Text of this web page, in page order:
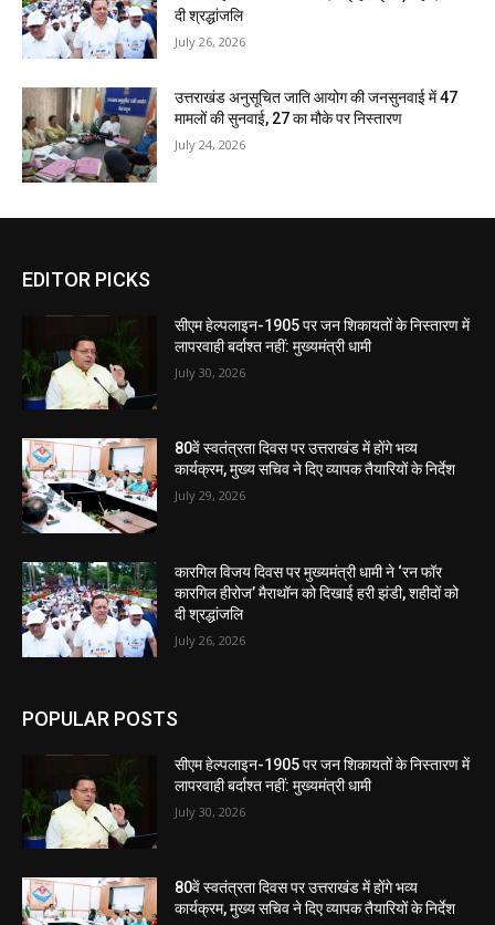
दी श्रद्धांजलि
July 26, 2026
उत्तराखंड अनुसूचित जाति आयोग की जनसुनवाई में 47
मामलों की सुनवाई, 27 का मौके पर निस्तारण
July 24, 2026
EDITOR PICKS
सीएम हेल्पलाइन-1905 पर जन शिकायतों के निस्तारण में
लापरवाही बर्दाश्त नहीं: मुख्यमंत्री धामी
July 30, 2026
80वें स्वतंत्रता दिवस पर उत्तराखंड में होंगे भव्य
कार्यक्रम, मुख्य सचिव ने दिए व्यापक तैयारियों के निर्देश
July 29, 2026
कारगिल विजय दिवस पर मुख्यमंत्री धामी ने ‘रन फॉर
कारगिल हीरोज’ मैराथॉन को दिखाई हरी झंडी, शहीदों को
दी श्रद्धांजलि
July 26, 2026
POPULAR POSTS
सीएम हेल्पलाइन-1905 पर जन शिकायतों के निस्तारण में
लापरवाही बर्दाश्त नहीं: मुख्यमंत्री धामी
July 30, 2026
80वें स्वतंत्रता दिवस पर उत्तराखंड में होंगे भव्य
कार्यक्रम, मुख्य सचिव ने दिए व्यापक तैयारियों के निर्देश